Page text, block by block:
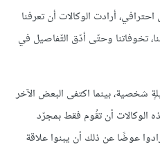
أرادت الوكالات أن تعرفنا
تخوفاتنا وحتّى أدّق التّفاصيل في
شخصية، بينما اكتفى البعض الآخر
الوكالات أن تقُوم فقط بمجرّد
عوضًا عن ذلك أن يبنوا علاقة